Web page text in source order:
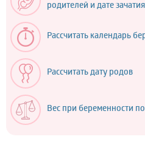
родителей и дате зачатия
Рассчитать календарь
Рассчитать дату родов
Вес при беременности